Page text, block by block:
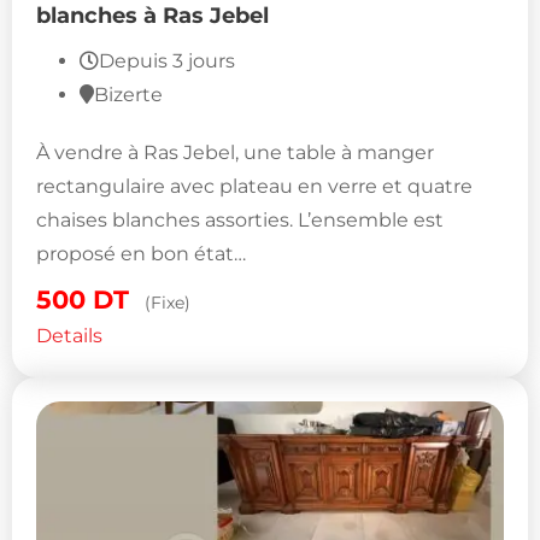
blanches à Ras Jebel
Depuis 3 jours
Bizerte
À vendre à Ras Jebel, une table à manger
rectangulaire avec plateau en verre et quatre
chaises blanches assorties. L’ensemble est
proposé en bon état…
500 DT (Fixe)
Details